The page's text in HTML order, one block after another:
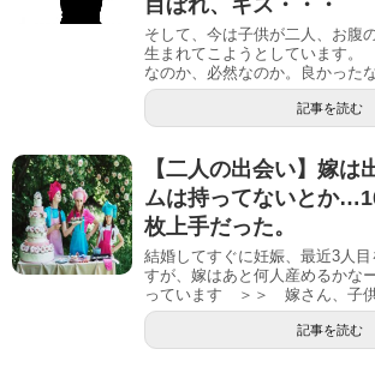
目ぼれ、キス・・・
そして、今は子供が二人、お腹
生まれてこようとしています
なのか、必然なのか。良かった
記事を読む
【二人の出会い】嫁は
ムは持ってないとか
枚上手だった。
結婚してすぐに妊娠、最近3人
すが、嫁はあと何人産めるかな
っています ＞＞ 嫁さん、子
記事を読む